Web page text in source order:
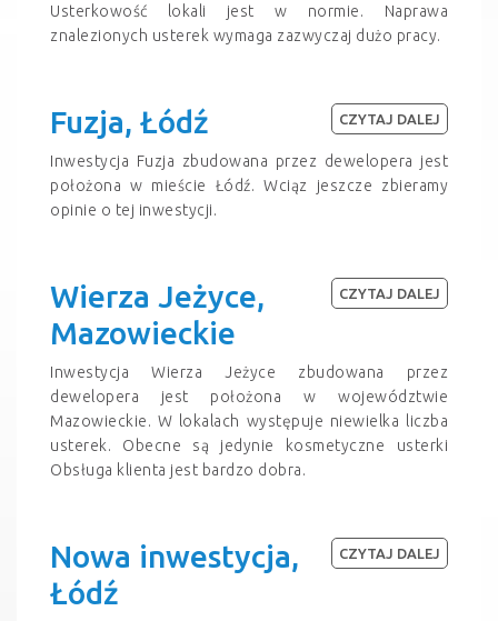
Usterkowość lokali jest w normie. Naprawa
znalezionych usterek wymaga zazwyczaj dużo pracy.
Fuzja, Łódź
Inwestycja Fuzja zbudowana przez dewelopera jest
położona w mieście Łódź. Wciąz jeszcze zbieramy
opinie o tej inwestycji.
CZYTAJ DALEJ
Wierza Jeżyce,
Mazowieckie
Inwestycja Wierza Jeżyce zbudowana przez
dewelopera jest położona w województwie
Mazowieckie. W lokalach występuje niewielka liczba
usterek. Obecne są jedynie kosmetyczne usterki
Obsługa klienta jest bardzo dobra.
CZYTAJ DALEJ
Nowa inwestycja,
Łódź
CZYTAJ DALEJ